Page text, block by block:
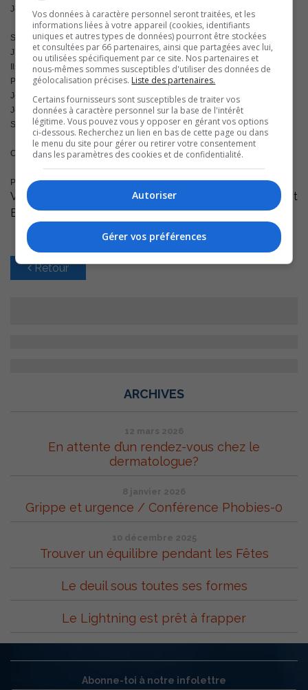
Je suis un enfant.
Sous mes pas, la terre vibre, mon cœur bat.
J’ai peur de tes bras.
Ils me font mal
Plus un son ne sort de mon corps
Je hurle en silence
Je ne sais pas ou je suis, ni qui je suis
Suis-je encore en vie
Ce mardi avoir le droit d’être un enfant.
Pour ré-entendre l’émission,CLIQUEZ ICI
Visionnez la plus récente vidéo de la Fondation du Petit
Blanchon encliquant ici
Retour
ARCHIVES
12 mars 2026
En attente d’un rendez-vous chez le
dermatologue?
8 janvier 2026
Grippe et urgence / Conférence Phobies-0
10 décembre 2025
Trouver un équilibre pendant les Fêtes
Le deuil sous toutes ses formes
Le Lightning est prêt à frapper
Abonne-toi à notre infolettre
Vos données à caractère personnel seront traitées, et les
informations liées à votre appareil (cookies, identifiants
uniques et autres types de données) pourront être stockées
et consultées par 66 partenaires, ainsi que partagées avec lui,
ou utilisées spécifiquement par ce site. Nos partenaires et
nous-mêmes sommes susceptibles d'utiliser des données de
géolocalisation précises. Liste des partenaires.
Certains fournisseurs sont susceptibles de traiter vos
données à caractère personnel sur la base de l'intérêt
légitime. Vous pouvez vous y opposer en gérant vos options
ci-dessous. Recherchez un lien en bas de cette page ou dans
le menu du site pour gérer ou retirer votre consentement
dans les paramètres des cookies et de confidentialité.
Autoriser
Gérer vos préférences